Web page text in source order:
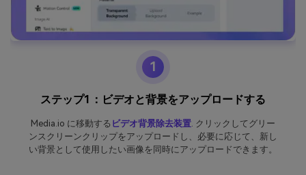
1
ステップ1：ビデオと背景をアップロードする
Media.io に移動する ビデオ背景除去装置 . クリックしてグリー
ンスクリーンクリップをアップロードし、必要に応じて、新し
い背景として使用したい画像を同時にアップロードできます。